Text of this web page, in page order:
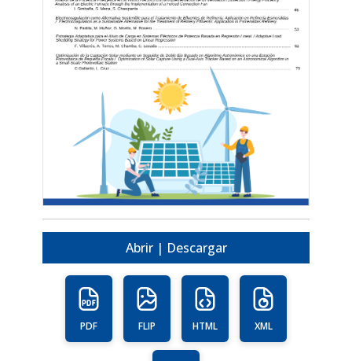
Abrir | Descargar
PDF FLIP HTML XML